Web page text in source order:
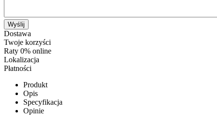
Wyślij
Dostawa
Twoje korzyści
Raty 0% online
Lokalizacja
Płatności
Produkt
Opis
Specyfikacja
Opinie